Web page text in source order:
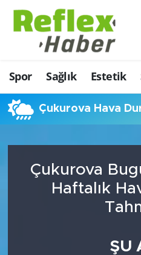
Spor Sağlık Estetik
Çukurova Hava
Çukurova
Haftalık
ŞU
Eğitim
Estetik
Firmalardan
İş ve Ekonomi
Moda-Magazin-
Nöbetçi Eczaneler
Hava Durumu
Namaz Vakitleri
Şampiyonlar Ligi
Tüm Manşetler